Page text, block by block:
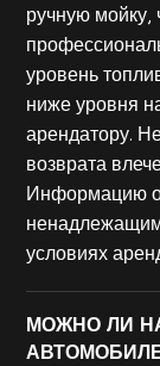
ручную мойку,
уровень
ниже уровня
арендатору.
возврата
Информацию о
условиях
МОЖНО ЛИ